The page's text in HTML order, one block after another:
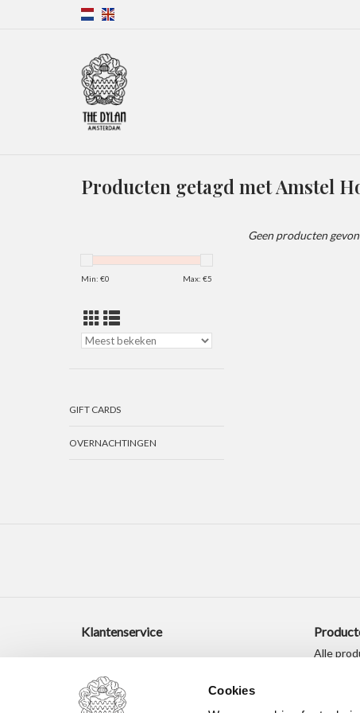
Cookies
Producten getagd met Amstel
Min: €0 Max: €5
GIFT CARDS
OVERNACHTINGEN
Geen producten
Klantenservice
Alle